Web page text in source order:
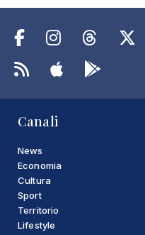
Canali
News
Economia
Cultura
Sport
Territorio
Lifestyle